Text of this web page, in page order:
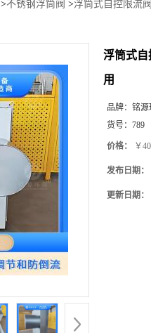
>不锈钢浮筒阀 >浮筒式自控限流
浮筒式自
用
品牌： 铭源
货号： 789
价格： ￥
发布日期：
更新日期：